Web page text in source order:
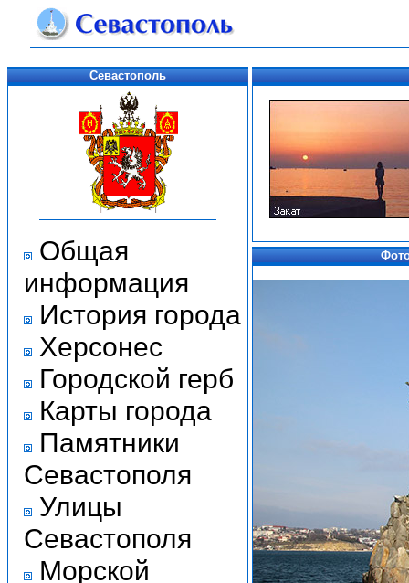
Севастополь
Общая
информация
История города
Херсонес
Городской герб
Карты города
Памятники
Севастополя
Улицы
Севастополя
Морской